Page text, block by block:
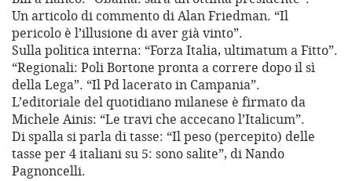
Un articolo di commento di Alan Friedman. “Il
pericolo è l’illusione di aver già vinto”.
Sulla politica interna: “Forza Italia, ultimatum a Fitto”.
“Regionali: Poli Bortone pronta a correre dopo il sì
della Lega”. “Il Pd lacerato in Campania”.
L’editoriale del quotidiano milanese è firmato da
Michele Ainis: “Le travi che accecano l’Italicum”.
Di spalla si parla di tasse: “Il peso (percepito) delle
tasse per 4 italiani su 5: sono salite”, di Nando
Pagnoncelli.